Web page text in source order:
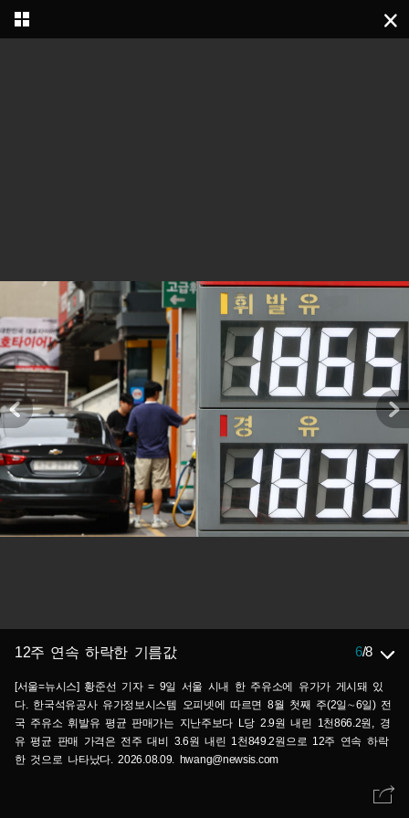
12주 연속 하락한 기름값 6/8
[서울=뉴시스] 황준선 기자 = 9일 서울 시내 한 주유소에 유가가 게시돼 있
다. 한국석유공사 유가정보시스템 오피넷에 따르면 8월 첫째 주(2일∼6일) 전
국 주유소 휘발유 평균 판매가는 지난주보다 L당 2.9원 내린 1천866.2원, 경
유 평균 판매 가격은 전주 대비 3.6원 내린 1천849.2원으로 12주 연속 하락
한 것으로 나타났다. 2026.08.09. hwang@newsis.com